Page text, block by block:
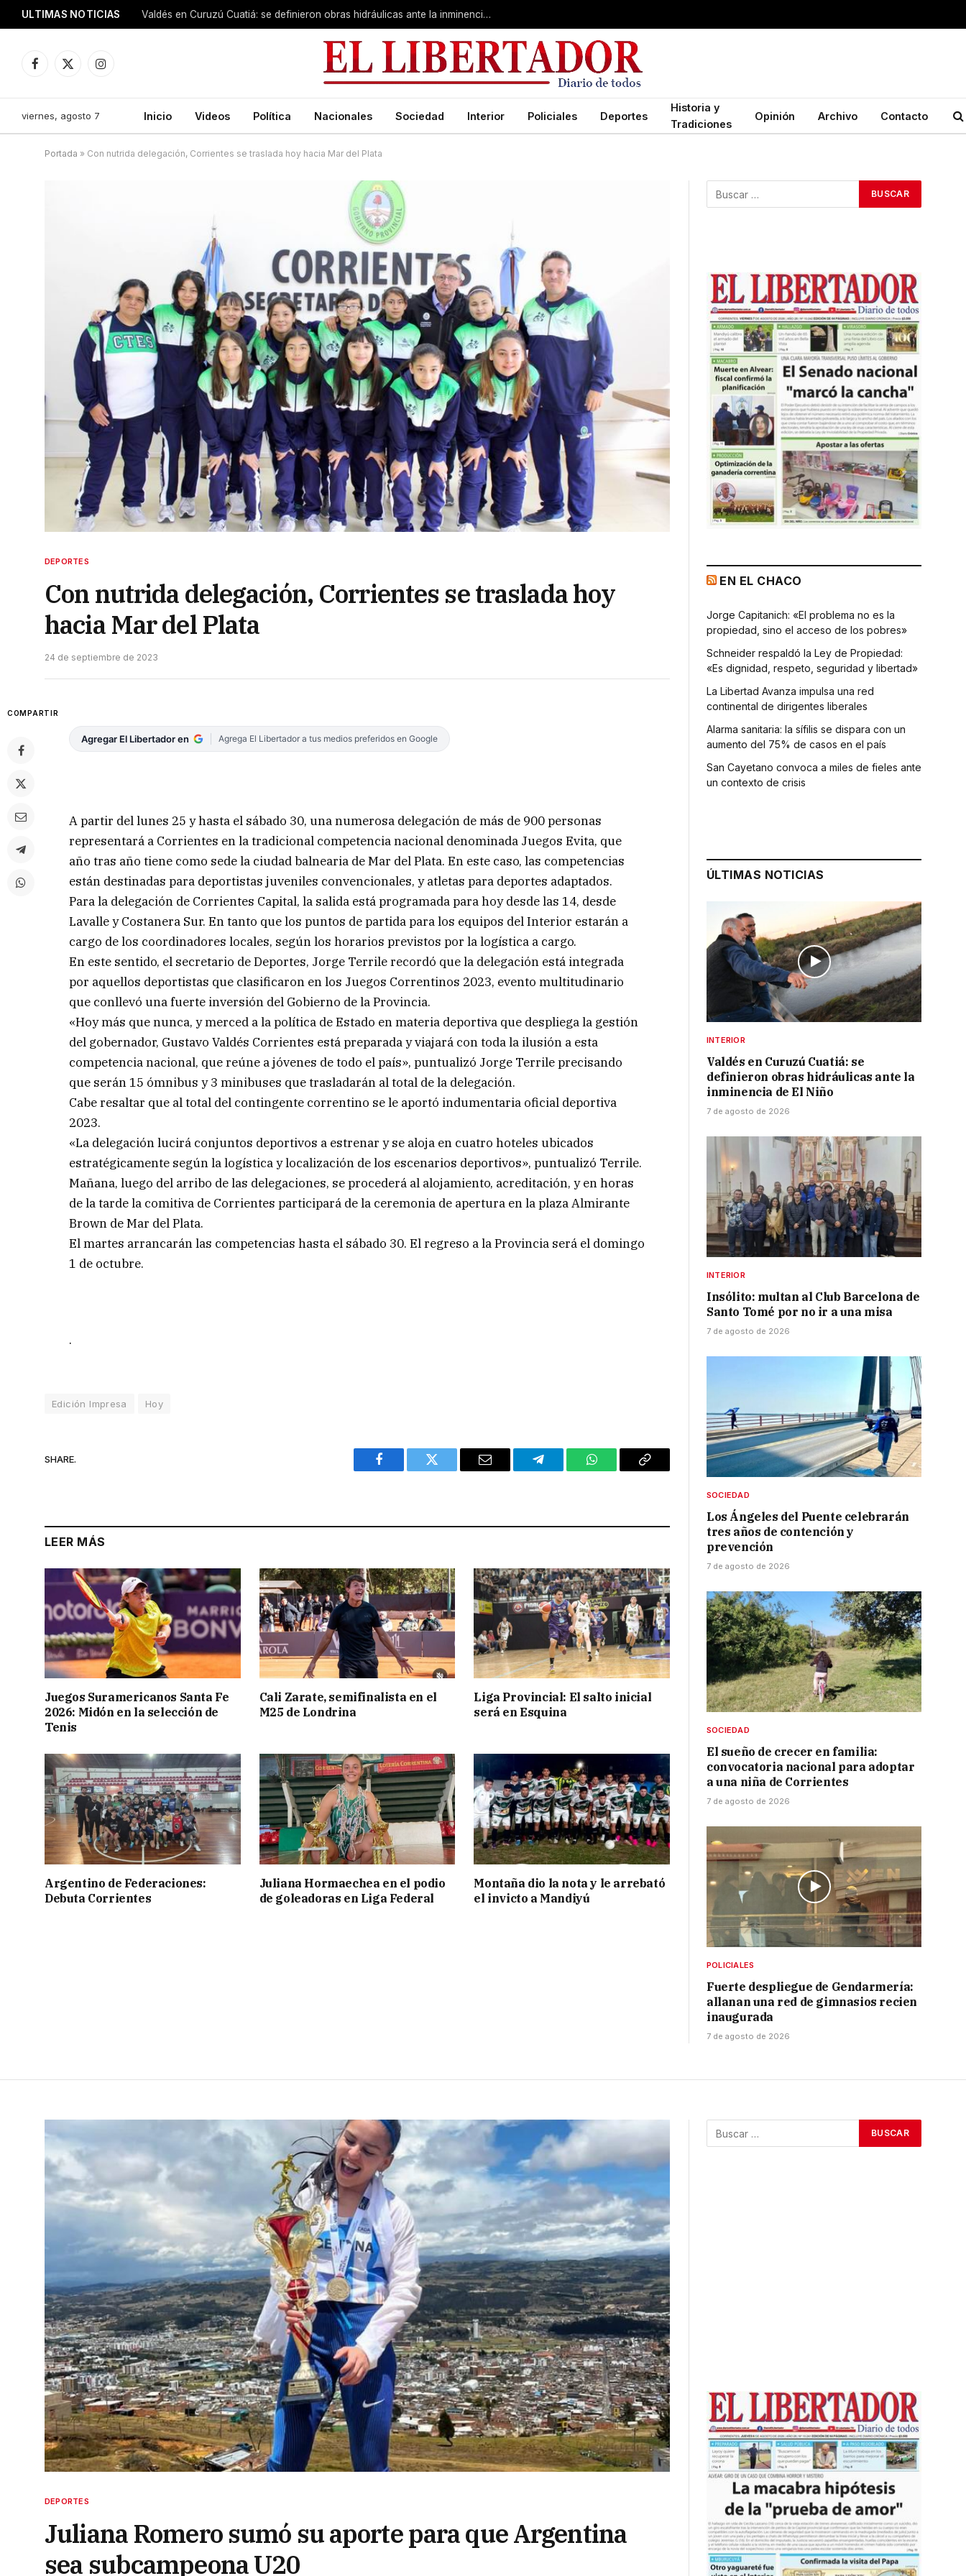
ULTIMAS NOTICIAS Valdés en Curuzú Cuatiá: se definieron obras hidráulicas ante la inminencia de El Niño
Facebook
X
Instagram
viernes, agosto 7 Inicio Videos Política Nacionales Sociedad Interior Policiales Deportes
Historia y
Tradiciones
Opinión Archivo Contacto
Portada » Con nutrida delegación, Corrientes se traslada hoy hacia Mar del Plata
DEPORTES
Con nutrida delegación, Corrientes se traslada hoy
hacia Mar del Plata
24 de septiembre de 2023
COMPARTIR
Agregar El Libertador en Agrega El Libertador a tus medios preferidos en Google
A partir del lunes 25 y hasta el sábado 30, una numerosa delegación de más de 900 personas
representará a Corrientes en la tradicional competencia nacional denominada Juegos Evita, que
año tras año tiene como sede la ciudad balnearia de Mar del Plata. En este caso, las competencias
están destinadas para deportistas juveniles convencionales, y atletas para deportes adaptados.
Para la delegación de Corrientes Capital, la salida está programada para hoy desde las 14, desde
Lavalle y Costanera Sur. En tanto que los puntos de partida para los equipos del Interior estarán a
cargo de los coordinadores locales, según los horarios previstos por la logística a cargo.
En este sentido, el secretario de Deportes, Jorge Terrile recordó que la delegación está integrada
por aquellos deportistas que clasificaron en los Juegos Correntinos 2023, evento multitudinario
que conllevó una fuerte inversión del Gobierno de la Provincia.
«Hoy más que nunca, y merced a la política de Estado en materia deportiva que despliega la gestión
del gobernador, Gustavo Valdés Corrientes está preparada y viajará con toda la ilusión a esta
competencia nacional, que reúne a jóvenes de todo el país», puntualizó Jorge Terrile precisando
que serán 15 ómnibus y 3 minibuses que trasladarán al total de la delegación.
Cabe resaltar que al total del contingente correntino se le aportó indumentaria oficial deportiva
2023.
«La delegación lucirá conjuntos deportivos a estrenar y se aloja en cuatro hoteles ubicados
estratégicamente según la logística y localización de los escenarios deportivos», puntualizó Terrile.
Mañana, luego del arribo de las delegaciones, se procederá al alojamiento, acreditación, y en horas
de la tarde la comitiva de Corrientes participará de la ceremonia de apertura en la plaza Almirante
Brown de Mar del Plata.
El martes arrancarán las competencias hasta el sábado 30. El regreso a la Provincia será el domingo
1 de octubre.
.
Edición Impresa Hoy
SHARE.
Facebook Twitter Email Telegram WhatsAppCopy
LEER MÁS
Juegos Suramericanos Santa Fe
2026: Midón en la selección de
Tenis
Cali Zarate, semifinalista en el
M25 de Londrina
Liga Provincial: El salto inicial
será en Esquina
Argentino de Federaciones:
Debuta Corrientes
Juliana Hormaechea en el podio
de goleadoras en Liga Federal
Montaña dio la nota y le arrebató
el invicto a Mandiyú
EN EL CHACO
Jorge Capitanich: «El problema no es la
propiedad, sino el acceso de los pobres»
Schneider respaldó la Ley de Propiedad:
«Es dignidad, respeto, seguridad y libertad»
La Libertad Avanza impulsa una red
continental de dirigentes liberales
Alarma sanitaria: la sífilis se dispara con un
aumento del 75% de casos en el país
San Cayetano convoca a miles de fieles ante
un contexto de crisis
ÚLTIMAS NOTICIAS
INTERIOR
Valdés en Curuzú Cuatiá: se
definieron obras hidráulicas ante la
inminencia de El Niño
7 de agosto de 2026
INTERIOR
Insólito: multan al Club Barcelona de
Santo Tomé por no ir a una misa
7 de agosto de 2026
SOCIEDAD
Los Ángeles del Puente celebrarán
tres años de contención y
prevención
7 de agosto de 2026
SOCIEDAD
El sueño de crecer en familia:
convocatoria nacional para adoptar
a una niña de Corrientes
7 de agosto de 2026
POLICIALES
Fuerte despliegue de Gendarmería:
allanan una red de gimnasios recien
inaugurada
7 de agosto de 2026
DEPORTES
Juliana Romero sumó su aporte para que Argentina
sea subcampeona U20